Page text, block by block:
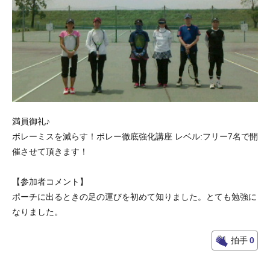
満員御礼♪
ボレーミスを減らす！ボレー徹底強化講座 レベル:フリー7名で開
催させて頂きます！
【参加者コメント】
ポーチに出るときの足の運びを初めて知りました。とても勉強に
なりました。
拍手0